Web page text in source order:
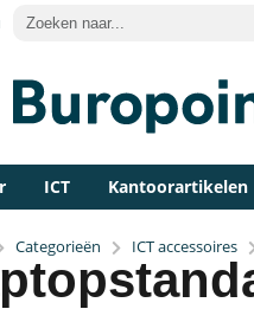
ICT Kantoorartikelen
Categorieën ICT accessoires